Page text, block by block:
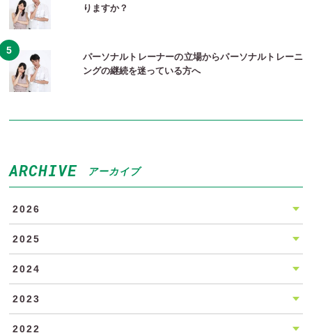
りますか？
パーソナルトレーナーの立場からパーソナルトレーニ
ングの継続を迷っている方へ
ARCHIVE アーカイブ
2026
2025
2024
2023
2022